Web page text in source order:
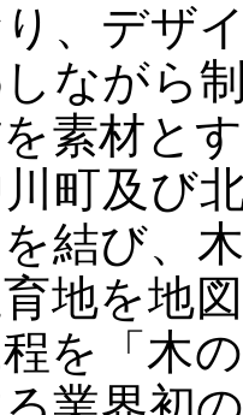
、デザ
ながら
素材と
町及び
結び、
地を地
を「木